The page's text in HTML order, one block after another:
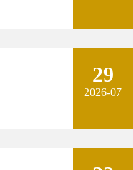
29
2026-07